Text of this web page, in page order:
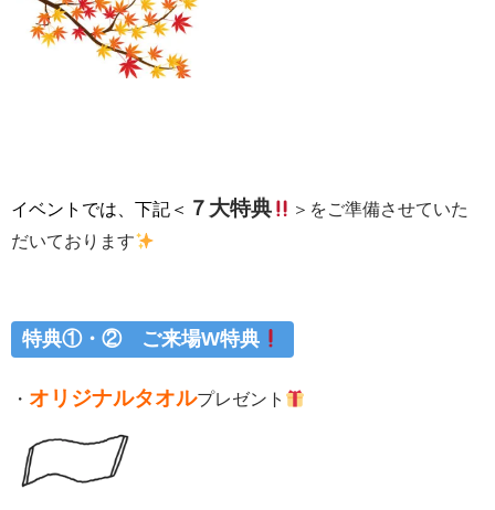
イベントでは、下記＜ ７大特典
＞をご準備させていた
だいております
特典①・② ご来場W特典
・ オリジナルタオルプレゼント